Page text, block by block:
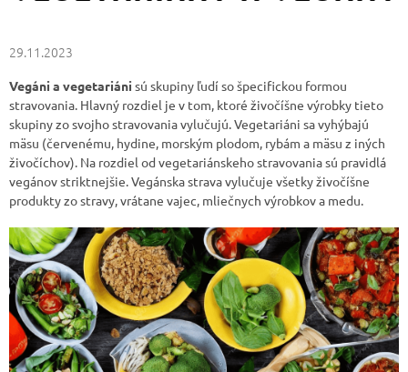
29.11.2023
Vegáni a vegetariáni sú skupiny ľudí so špecifickou formou
stravovania. Hlavný rozdiel je v tom, ktoré živočíšne výrobky tieto
skupiny zo svojho stravovania vylučujú. Vegetariáni sa vyhýbajú
mäsu (červenému, hydine, morským plodom, rybám a mäsu z iných
živočíchov). Na rozdiel od vegetariánskeho stravovania sú pravidlá
vegánov striktnejšie. Vegánska strava vylučuje všetky živočíšne
produkty zo stravy, vrátane vajec, mliečnych výrobkov a medu.